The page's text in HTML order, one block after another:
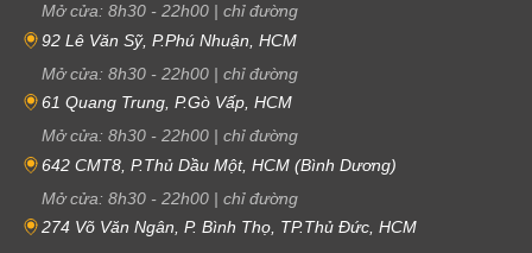
Mở cửa: 8h30 - 22h00 | chỉ đường
92 Lê Văn Sỹ, P.Phú Nhuận, HCM
Mở cửa: 8h30 - 22h00 | chỉ đường
61 Quang Trung, P.Gò Vấp, HCM
Mở cửa: 8h30 - 22h00 | chỉ đường
642 CMT8, P.Thủ Dầu Một, HCM (Bình Dương)
Mở cửa: 8h30 - 22h00 | chỉ đường
274 Võ Văn Ngân, P. Bình Thọ, TP.Thủ Đức, HCM